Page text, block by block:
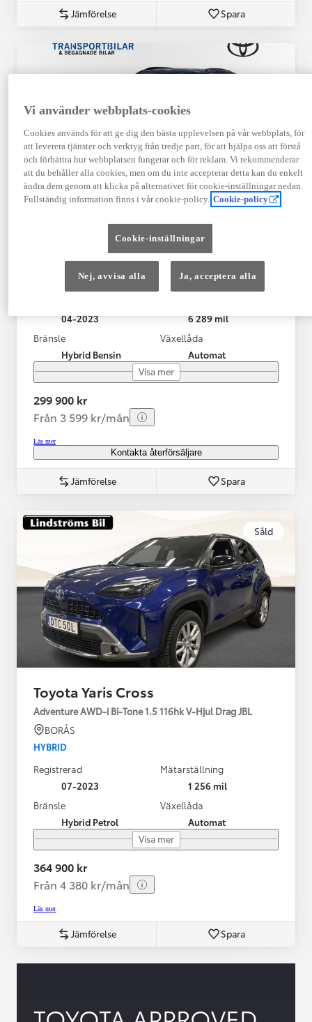
Jämförelse Spara
Toyota Yaris Cross
Toyota Yaris Cross 1,5 Hybrid Adventure Drag V-Hjul
KRYLBO
04-2023
6 289 mil
Bränsle
Hybrid Bensin
Växellåda
Automat
Visa mer
299 900 kr
Från 3 599 kr/mån
Läs mer
Kontakta återförsäljare
Jämförelse Spara
Såld
Toyota Yaris Cross
Adventure AWD-i Bi-Tone 1.5 116hk V-Hjul Drag JBL
BORÅS
HYBRID
Registrerad
07-2023
Mätarställning
1 256 mil
Bränsle
Hybrid Petrol
Växellåda
Automat
Visa mer
364 900 kr
Från 4 380 kr/mån
Läs mer
Jämförelse Spara
Vi använder webbplats-cookies
Cookies används för att ge dig den bästa upplevelsen på vår webbplats, för
att leverera tjänster och verktyg från tredje part, för att hjälpa oss att förstå
och förbättra hur webbplatsen fungerar och för reklam. Vi rekommenderar
att du behåller alla cookies, men om du inte accepterar detta kan du enkelt
ändra dem genom att klicka på alternativet för cookie-inställningar nedan.
Fullständig information finns i vår cookie-policy. Cookie-policy
Cookie-inställningar
Nej, avvisa alla Ja, acceptera alla